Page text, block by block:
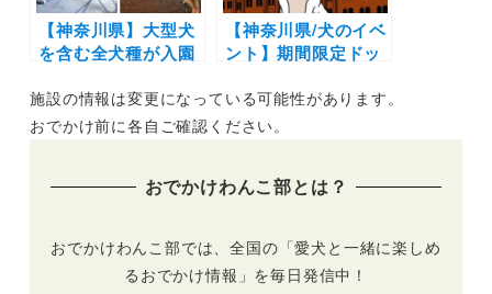
【神奈川県】大型犬
を含む全犬種が入園
MORI MORI（旧・
さがみ湖リゾート プ
ラクションやドッグ
【神奈川県/犬のイベ
ント】期間限定ドッ
写真スポットも！
「赤レンガでわんさ
ント広場、赤レンガ
10/24開催
施設の情報は変更になっている可能性があります。
おでかけ前に各自ご確認ください。
おでかけわんこ部とは？
おでかけわんこ部では、全国の「愛犬と一緒に楽しめ
るおでかけ情報」を毎日発信中！